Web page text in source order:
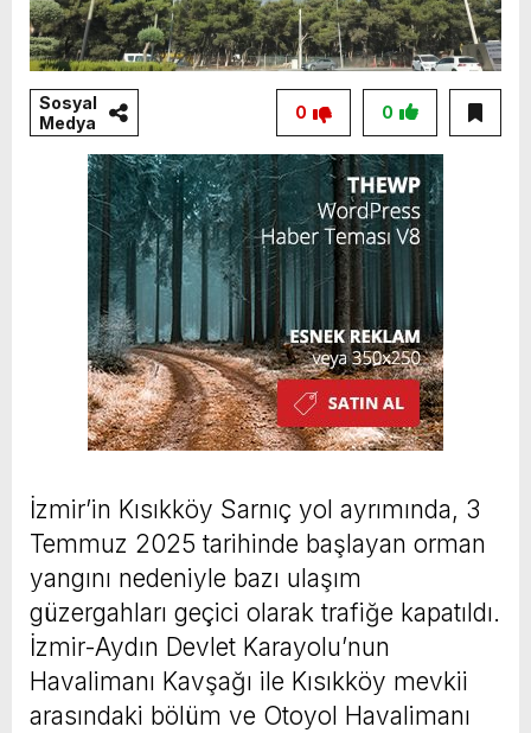
Sosyal
Medya
0
0
İzmir’in Kısıkköy Sarnıç yol ayrımında, 3
Temmuz 2025 tarihinde başlayan orman
yangını nedeniyle bazı ulaşım
güzergahları geçici olarak trafiğe kapatıldı.
İzmir-Aydın Devlet Karayolu’nun
Havalimanı Kavşağı ile Kısıkköy mevkii
arasındaki bölüm ve Otoyol Havalimanı